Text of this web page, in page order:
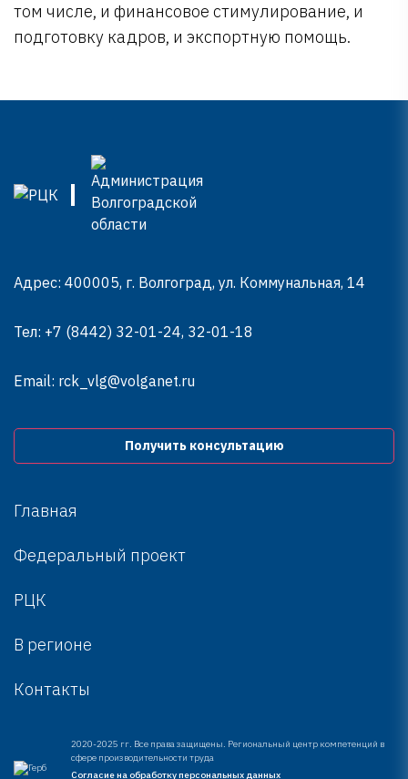
том числе, и финансовое стимулирование, и
подготовку кадров, и экспортную помощь.
Адрес: 400005, г. Волгоград, ул. Коммунальная, 14
Тел: +7 (8442) 32-01-24, 32-01-18
Email: rck_vlg@volganet.ru
Получить консультацию
Главная
Федеральный проект
РЦК
В регионе
Контакты
2020-2025 гг. Все права защищены. Региональный центр компетенций в
сфере производительности труда
Согласие на обработку персональных данных